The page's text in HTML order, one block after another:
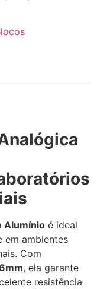
Alumínio é ideal
em ambientes
Com
, ela garante
resistência